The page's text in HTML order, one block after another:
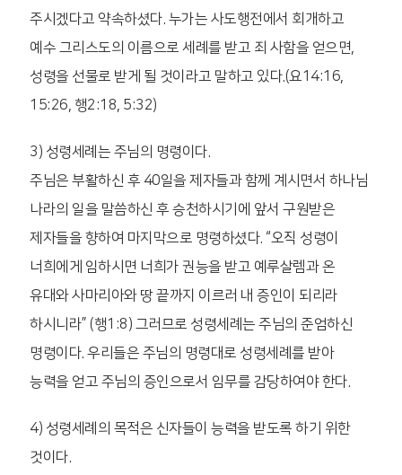
주시겠다고 약속하셨다. 누가는 사도행전에서 회개하고
예수 그리스도의 이름으로 세례를 받고 죄 사함을 얻으면,
성령을 선물로 받게 될 것이라고 말하고 있다.(요14:16,
15:26, 행2:18, 5:32)
3) 성령세례는 주님의 명령이다.
주님은 부활하신 후 40일을 제자들과 함께 계시면서 하나님
나라의 일을 말씀하신 후 승천하시기에 앞서 구원받은
제자들을 향하여 마지막으로 명령하셨다. “오직 성령이
너희에게 임하시면 너희가 권능을 받고 예루살렘과 온
유대와 사마리아와 땅 끝까지 이르러 내 증인이 되리라
하시니라” (행1:8) 그러므로 성령세례는 주님의 준엄하신
명령이다. 우리들은 주님의 명령대로 성령세례를 받아
능력을 얻고 주님의 증인으로서 임무를 감당하여야 한다.
4) 성령세례의 목적은 신자들이 능력을 받도록 하기 위한
것이다.